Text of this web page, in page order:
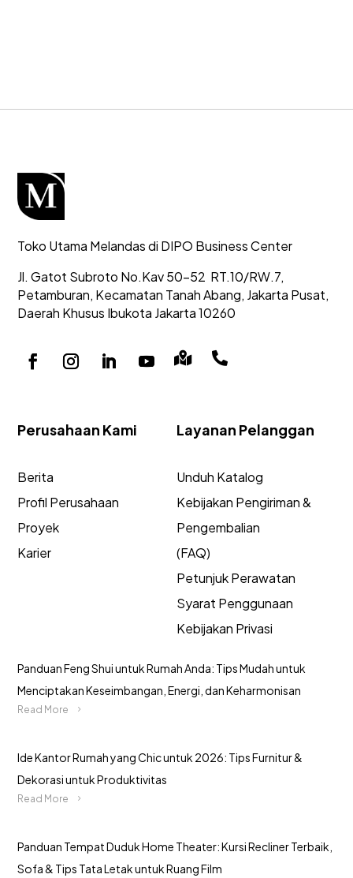
Toko Utama Melandas di DIPO Business Center
Jl. Gatot Subroto No.Kav 50-52 RT.10/RW.7,
Petamburan, Kecamatan Tanah Abang, Jakarta Pusat,
Daerah Khusus Ibukota Jakarta 10260
 
Perusahaan Kami
Berita
Profil Perusahaan
Proyek
Karier
Layanan Pelanggan
Unduh Katalog
Kebijakan Pengiriman &
Pengembalian
(FAQ)
Petunjuk Perawatan
Syarat Penggunaan
Kebijakan Privasi
Panduan Feng Shui untuk Rumah Anda: Tips Mudah untuk
Menciptakan Keseimbangan, Energi, dan Keharmonisan
Read More
Ide Kantor Rumah yang Chic untuk 2026: Tips Furnitur &
Dekorasi untuk Produktivitas
Read More
Panduan Tempat Duduk Home Theater: Kursi Recliner Terbaik,
Sofa & Tips Tata Letak untuk Ruang Film